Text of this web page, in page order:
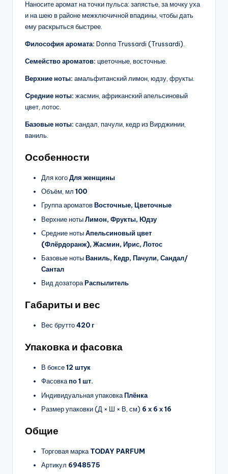
Наносите аромат на точки пульса: запястье, за мочку уха
и на шею в районе межключичной впадины, чтобы дать
ему раскрыться быстрее.
Философия аромата: Donna Trussardi (Trussardi).
Семейство ароматов: цветочные, восточные.
Верхние ноты: амальфитанский лимон, юдзу, фрукты.
Cредние ноты: жасмин, африканский апельсиновый
цвет, лотос.
Базовые ноты: сандал, пачули, кедр из Вирджинии,
ваниль.
Особенности
Для когоДля женщины
Объём, мл 100
Группа ароматовВосточные, Цветочные
Верхние нотыЛимон, Фрукты, Юдзу
Средние нотыАпельсиновый цвет
(Флёрдоранж), Жасмин, Ирис, Лотос
Базовые нотыВаниль, Кедр, Пачули, Сандал/
Сантал
Вид дозатораРаспылитель
Габариты и вес
Вес брутто420 г
Упаковка и фасовка
В боксе12 штук
Фасовкапо 1 шт.
Индивидуальная упаковкаПлёнка
Размер упаковки (Д × Ш × В, см) 6 х 6 х 16
Общие
Торговая марка TODAY PARFUM
Артикул 6948575